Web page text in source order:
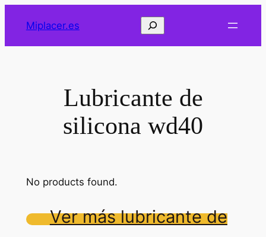
Miplacer.es Buscar
Lubricante de
silicona wd40
No products found.
Ver más lubricante de